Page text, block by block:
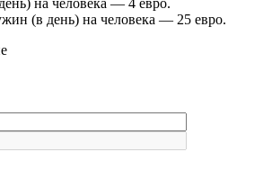
на человека — 4 евро.
(в день) на человека — 25 евро.